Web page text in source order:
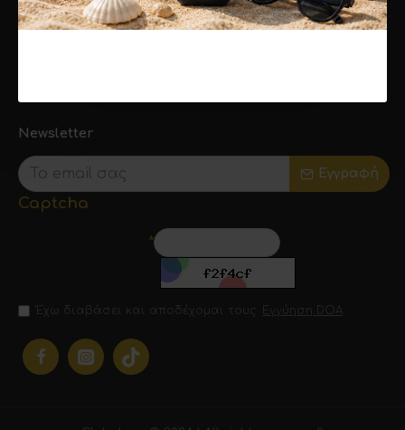
Ιστορικό Παραγγελιών
Συνεργάτες
Newsletter
Εγγραφή
Captcha
Έχω διαβάσει και αποδέχομαι τους Εγγύηση DOA